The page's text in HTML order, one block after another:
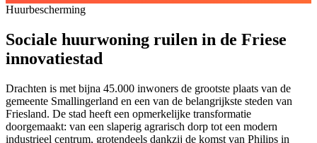
Huurbescherming
Sociale huurwoning ruilen in de Friese
innovatiestad
Drachten is met bijna 45.000 inwoners de grootste plaats van de
gemeente Smallingerland en een van de belangrijkste steden van
Friesland. De stad heeft een opmerkelijke transformatie
doorgemaakt: van een slaperig agrarisch dorp tot een modern
industrieel centrum, grotendeels dankzij de komst van Philips in